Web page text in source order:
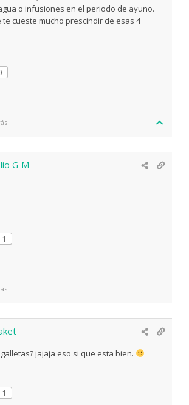
o infusiones en el periodo de ayuno.
te cueste mucho prescindir de esas 4
G-M
jajaja eso si que esta bien.